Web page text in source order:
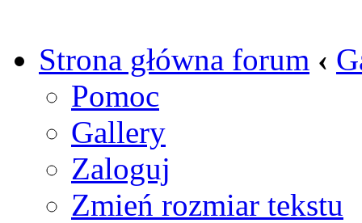
Strona główna forum ‹
Pomoc
Gallery
Zaloguj
Zmień rozmiar tekstu